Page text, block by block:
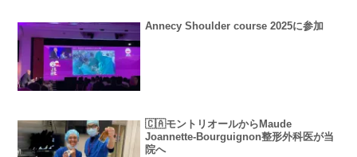
Annecy Shoulder course 2025に参加
🇨🇦モントリオールからMaude
Joannette-Bourguignon整形外科医が当
院へ